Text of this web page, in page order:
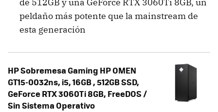
de 512GB y una GeForce RTX 3060Ti 8GB, un
peldaño más potente que la mainstream de
esta generación
HP Sobremesa Gaming HP OMEN
GT15-0032ns, i5, 16GB , 512GB SSD,
GeForce RTX 3060Ti 8GB, FreeDOS /
Sin Sistema Operativo